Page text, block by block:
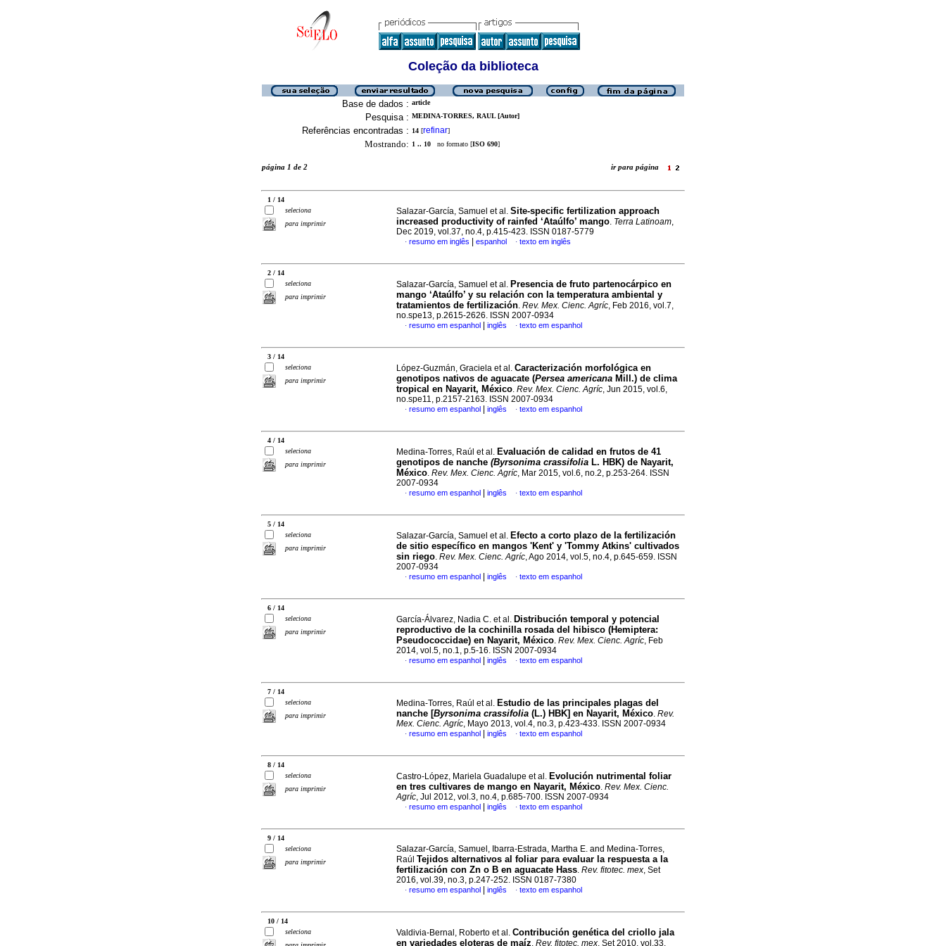
Coleção da biblioteca
Base de dados : article
Pesquisa : MEDINA-TORRES, RAUL [Autor]
Referências encontradas : 14 [refinar]
Mostrando: 1 .. 10 no formato [ISO 690]
página 1 de 2 ir para página
1 / 14
seleciona
para imprimir
Salazar-García, Samuel et al. Site-specific fertilization approach
increased productivity of rainfed ‘Ataúlfo’ mango. Terra Latinoam,
Dec 2019, vol.37, no.4, p.415-423. ISSN 0187-5779
· resumo em inglês espanhol · texto em inglês
2 / 14
seleciona
para imprimir
Salazar-García, Samuel et al. Presencia de fruto partenocárpico en
mango ‘Ataúlfo’ y su relación con la temperatura ambiental y
tratamientos de fertilización. Rev. Mex. Cienc. Agríc, Feb 2016, vol.7,
no.spe13, p.2615-2626. ISSN 2007-0934
· resumo em espanhol inglês · texto em espanhol
3 / 14
seleciona
para imprimir
López-Guzmán, Graciela et al. Caracterización morfológica en
genotipos nativos de aguacate (Persea americana Mill.) de clima
tropical en Nayarit, México. Rev. Mex. Cienc. Agríc, Jun 2015, vol.6,
no.spe11, p.2157-2163. ISSN 2007-0934
· resumo em espanhol inglês · texto em espanhol
4 / 14
seleciona
para imprimir
Medina-Torres, Raúl et al. Evaluación de calidad en frutos de 41
genotipos de nanche (Byrsonima crassifolia L. HBK) de Nayarit,
México. Rev. Mex. Cienc. Agríc, Mar 2015, vol.6, no.2, p.253-264. ISSN
2007-0934
· resumo em espanhol inglês · texto em espanhol
5 / 14
seleciona
para imprimir
Salazar-García, Samuel et al. Efecto a corto plazo de la fertilización
de sitio específico en mangos 'Kent' y 'Tommy Atkins' cultivados
sin riego. Rev. Mex. Cienc. Agríc, Ago 2014, vol.5, no.4, p.645-659. ISSN
2007-0934
· resumo em espanhol inglês · texto em espanhol
6 / 14
seleciona
para imprimir
García-Álvarez, Nadia C. et al. Distribución temporal y potencial
reproductivo de la cochinilla rosada del hibisco (Hemiptera:
Pseudococcidae) en Nayarit, México. Rev. Mex. Cienc. Agríc, Feb
2014, vol.5, no.1, p.5-16. ISSN 2007-0934
· resumo em espanhol inglês · texto em espanhol
7 / 14
seleciona
para imprimir
Medina-Torres, Raúl et al. Estudio de las principales plagas del
nanche [Byrsonima crassifolia (L.) HBK] en Nayarit, México. Rev.
Mex. Cienc. Agríc, Mayo 2013, vol.4, no.3, p.423-433. ISSN 2007-0934
· resumo em espanhol inglês · texto em espanhol
8 / 14
seleciona
para imprimir
Castro-López, Mariela Guadalupe et al. Evolución nutrimental foliar
en tres cultivares de mango en Nayarit, México. Rev. Mex. Cienc.
Agríc, Jul 2012, vol.3, no.4, p.685-700. ISSN 2007-0934
· resumo em espanhol inglês · texto em espanhol
9 / 14
seleciona
para imprimir
Salazar-García, Samuel, Ibarra-Estrada, Martha E. and Medina-Torres,
Raúl Tejidos alternativos al foliar para evaluar la respuesta a la
fertilización con Zn o B en aguacate Hass. Rev. fitotec. mex, Set
2016, vol.39, no.3, p.247-252. ISSN 0187-7380
· resumo em espanhol inglês · texto em espanhol
10 / 14
seleciona
Valdivia-Bernal, Roberto et al. Contribución genética del criollo jala
en variedades eloteras de maíz. Rev. fitotec. mex, Set 2010, vol.33,